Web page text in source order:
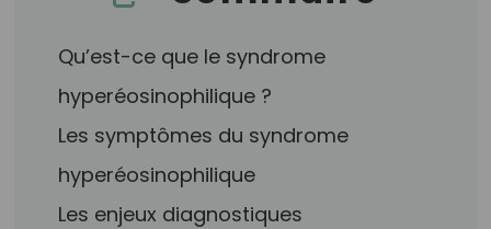
Qu’est-ce que le syndrome
hyperéosinophilique ?
Les symptômes du syndrome
hyperéosinophilique
Les enjeux diagnostiques